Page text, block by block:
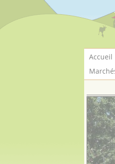
Accueil
Panneau de gestion des cookies